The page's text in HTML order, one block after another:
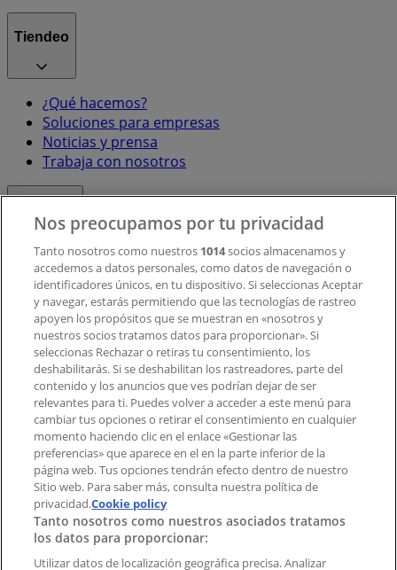
Tiendeo
¿Qué hacemos?
Soluciones para empresas
Noticias y prensa
Trabaja con nosotros
Contacto comercial y de marketing
Tienda mal colocada en el mapa
Notificar un folleto
¿Encontraste un problema en la web o en la
aplicación?
Índices
Marcas
Marcas locales
Negocios
Negocios cercanos
Productos
Productos locales
Nos preocupamos por tu privacidad
Tanto nosotros como nuestros 1014socios almacenamos y
accedemos a datos personales, como datos de navegación o
identificadores únicos, en tu dispositivo. Si seleccionas Aceptar
y navegar, estarás permitiendo que las tecnologías de rastreo
apoyen los propósitos que se muestran en «nosotros y
nuestros socios tratamos datos para proporcionar». Si
seleccionas Rechazar o retiras tu consentimiento, los
deshabilitarás. Si se deshabilitan los rastreadores, parte del
contenido y los anuncios que ves podrían dejar de ser
relevantes para ti. Puedes volver a acceder a este menú para
cambiar tus opciones o retirar el consentimiento en cualquier
momento haciendo clic en el enlace «Gestionar las
preferencias» que aparece en el en la parte inferior de la
página web. Tus opciones tendrán efecto dentro de nuestro
Sitio web. Para saber más, consulta nuestra política de
privacidad.Cookie policy
Tanto nosotros como nuestros asociados tratamos
los datos para proporcionar:
Utilizar datos de localización geográfica precisa. Analizar